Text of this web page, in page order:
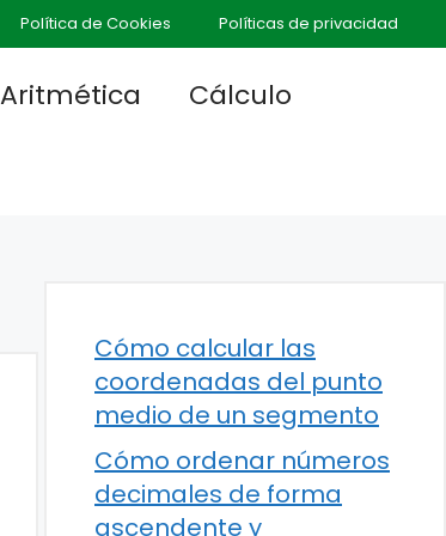
Política de Cookies Políticas de privacidad
Aritmética
Cálculo
Cómo calcular las
coordenadas del punto
medio de un segmento
Cómo ordenar números
decimales de forma
ascendente y